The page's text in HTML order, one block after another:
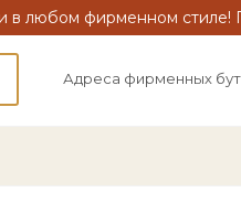
в любом фирменном стиле!
Адреса фирменных